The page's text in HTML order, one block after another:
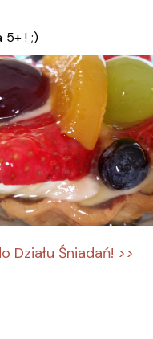
5+ ! ;)
Działu Śniadań! >>